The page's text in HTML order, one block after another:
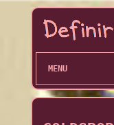
MENU